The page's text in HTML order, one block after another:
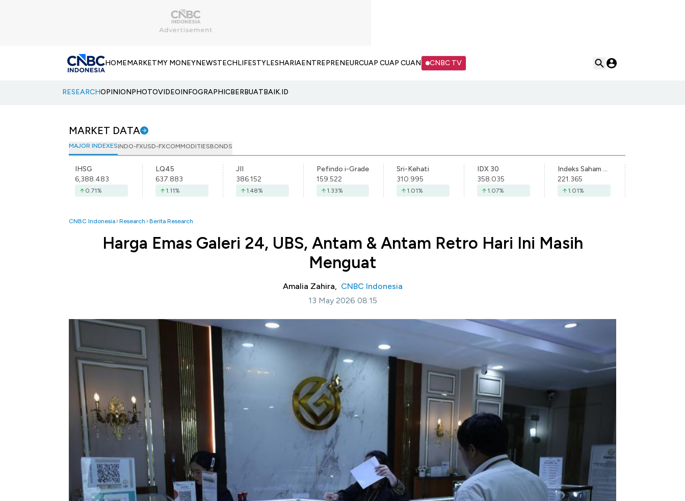
HOMEMARKETMY MONEYNEWSTECHLIFESTYLESHARIAENTREPRENEURCUAP CUAP CUAN CNBC TV
RESEARCHOPINIONPHOTOVIDEOINFOGRAPHICBERBUATBAIK.ID
MARKET DATA
MAJOR INDEXESINDO-FXUSD-FXCOMMODITIESBONDS
IHSG
6,388.483
0.71%
LQ45
637.883
1.11%
JII
386.152
1.48%
Pefindo i-Grade
159.522
1.33%
Sri-Kehati
310.995
1.01%
IDX 30
358.035
1.07%
Indeks Saham Syariah Indonesia
221.365
1.01%
CNBC Indonesia Research Berita Research
Harga Emas Galeri 24, UBS, Antam & Antam Retro Hari Ini Masih
Menguat
Amalia Zahira, CNBC Indonesia
13 May 2026 08:15